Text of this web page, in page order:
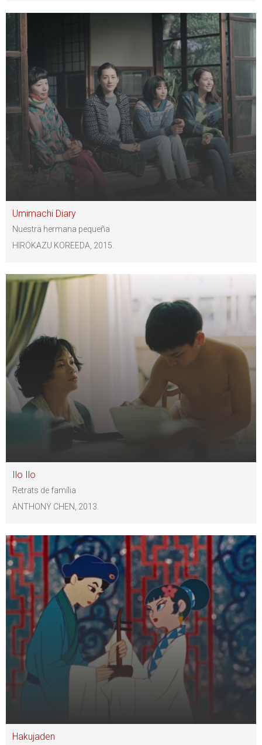
Umimachi Diary
Nuestra hermana pequeña
HIROKAZU KOREEDA, 2015.
Ilo Ilo
Retrats de família
ANTHONY CHEN, 2013.
Hakujaden